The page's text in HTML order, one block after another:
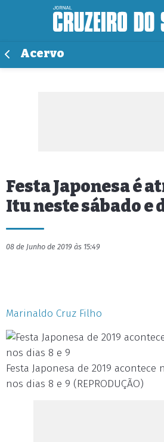
Acervo
Festa Japonesa é
Itu neste sábado e
08 de Junho de 2019 às 15:49
Marinaldo Cruz Filho
Festa Japonesa de 2019 acontece
nos dias 8 e 9 (REPRODUÇÃO)